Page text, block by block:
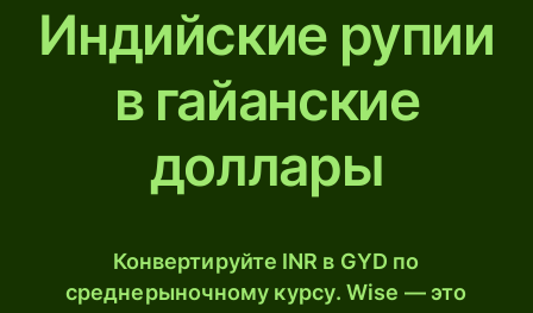
Индийские рупии
в гайанские
доллары
Конвертируйте INR в GYD по
среднерыночному курсу. Wise — это